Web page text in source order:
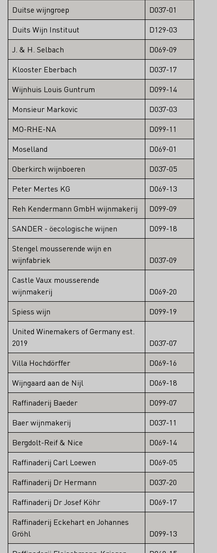
Duitse wijngroep
D037-01
Duits Wijn Instituut
D129-03
J. & H. Selbach
D069-09
Klooster Eberbach
D037-17
Wijnhuis Louis Guntrum
D099-14
Monsieur Markovic
D037-03
MO-RHE-NA
D099-11
Moselland
D069-01
Oberkirch wijnboeren
D037-05
Peter Mertes KG
D069-13
Reh Kendermann GmbH wijnmakerij
D099-09
SANDER - öecologische wijnen
D099-18
Stengel mousserende wijn en
wijnfabriek
D037-09
Castle Vaux mousserende
wijnmakerij
D069-20
Spiess wijn
D099-19
United Winemakers of Germany est.
2019
D037-07
Villa Hochdörffer
D069-16
Wijngaard aan de Nijl
D069-18
Raffinaderij Baeder
D099-07
Baer wijnmakerij
D037-11
Bergdolt-Reif & Nice
D069-14
Raffinaderij Carl Loewen
D069-05
Raffinaderij Dr Hermann
D037-20
Raffinaderij Dr Josef Köhr
D069-17
Raffinaderij Eckehart en Johannes
Gröhl
D099-13